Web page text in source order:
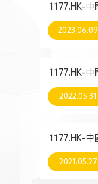
2023.06.09
2022.05.31
2021.05.27